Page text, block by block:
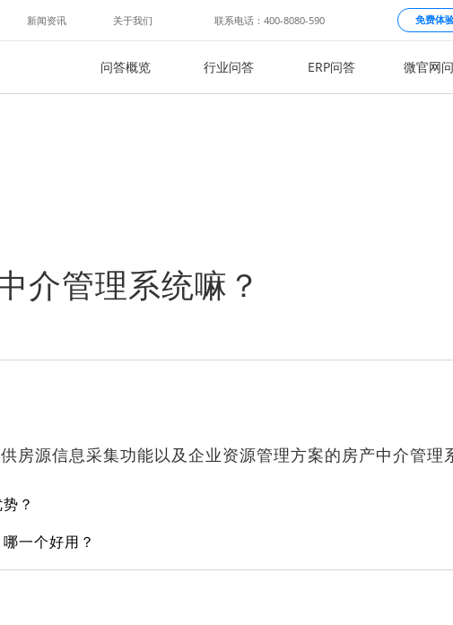
新闻资讯 关于我们 联系电话：400-8080-590 免费体
问答概览 行业问答 ERP问答 微官网
介管理系统嘛？
房源信息采集功能以及企业资源管理方案的房产中介管理
？
一个好用？